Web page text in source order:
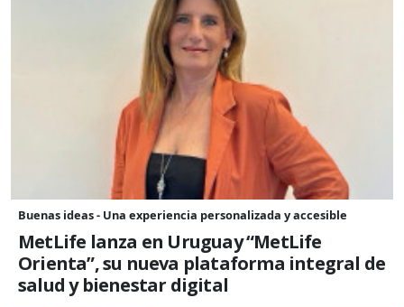
Buenas ideas - Una experiencia personalizada y accesible
MetLife lanza en Uruguay “MetLife
Orienta”, su nueva plataforma integral de
salud y bienestar digital